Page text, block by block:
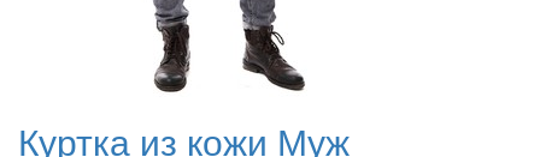
Куртка из кожи Муж